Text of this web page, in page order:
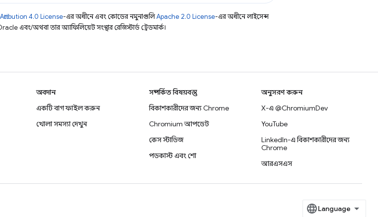
4.0 License-এর অধীনে এবং কোডের নমুনাগুলিApache 2.0 License-এর অধীনে লাইসেন্স
এবং/অথবা তার অ্যাফিলিয়েট সংস্থার রেজিস্টার্ড ট্রেডমার্ক।
অবদান
একটি বাগ ফাইল করুন
খোলা সমস্যা দেখুন
সম্পর্কিত বিষয়বস্তু
বিকাশকারীদের জন্য Chrome
Chromium আপডেট
কেস স্টাডিজ
পডকাস্ট এবং শো
অনুসরণ করুন
X-এ @ChromiumDev
YouTube
LinkedIn-এ বিকাশকারীদের জন্য
Chrome
আরএসএস